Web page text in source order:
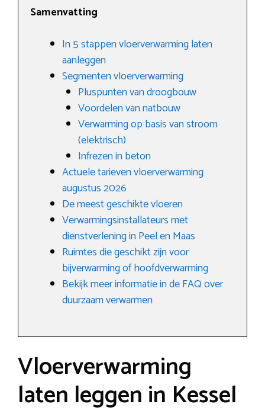
Samenvatting
In 5 stappen vloerverwarming laten
aanleggen
Segmenten vloerverwarming
Pluspunten van droogbouw
Voordelen van natbouw
Verwarming op basis van stroom
(elektrisch)
Infrezen in beton
Actuele tarieven vloerverwarming
augustus 2026
De meest geschikte vloeren
Verwarmingsinstallateurs met
dienstverlening in Peel en Maas
Ruimtes die geschikt zijn voor
bijverwarming of hoofdverwarming
Bekijk meer informatie in de FAQ over
duurzaam verwarmen
Vloerverwarming
laten leggen in Kessel